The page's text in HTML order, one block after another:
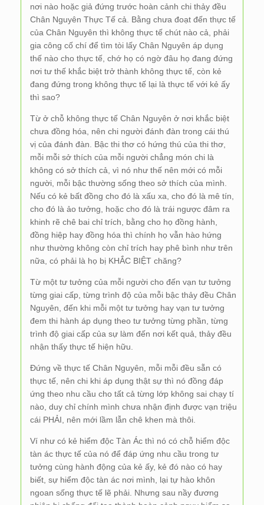
nơi nào hoặc giả đứng trước hoàn cảnh chi thảy đều
Chân Nguyên Thực Tế cả. Bằng chưa đoạt đến thực tế
của Chân Nguyên thì không thực tế chút nào cả, phải
gia công cố chí để tìm tòi lấy Chân Nguyên áp dụng
thế nào cho thực tế, chớ họ có ngờ đâu họ đang đứng
nơi tư thế khắc biệt trở thành không thực tế, còn kẻ
đang đứng trong không thực tế lại là thực tế với kẻ ấy
thì sao?
Từ ở chỗ không thực tế Chân Nguyên ở nơi khắc biệt
chưa đồng hóa, nên chi người đánh đàn trong cái thú
vị của đánh đàn. Bậc thi thơ có hứng thú của thi thơ,
mỗi mỗi sở thích của mỗi người chẳng món chi là
không có sở thích cả, vì nó như thế nên mới có mỗi
người, mỗi bậc thường sống theo sở thích của mình.
Nếu có kẻ bất đồng cho đó là xấu xa, cho đó là mê tín,
cho đó là ảo tưởng, hoặc cho đó là trái ngược đâm ra
khinh rẽ chê bai chỉ trích, bằng cho họ đồng hành,
đồng hiệp hay đồng hóa thì chính họ vẫn hào hứng
như thường không còn chỉ trích hay phê bình như trên
nữa, có phải là họ bị KHẮC BIỆT chăng?
Từ một tư tưởng của mỗi người cho đến vạn tư tưởng
từng giai cấp, từng trình độ của mỗi bậc thảy đều Chân
Nguyên, đến khi mỗi một tư tưởng hay vạn tư tưởng
đem thi hành áp dụng theo tư tưởng từng phần, từng
trình độ giai cấp của sự làm đến nơi kết quả, thảy đều
nhận thấy thực tế hiện hữu.
Đứng về thực tế Chân Nguyên, mỗi mỗi đều sẵn có
thực tế, nên chi khi áp dụng thật sự thì nó đồng đáp
ứng theo nhu cầu cho tất cả từng lớp không sai chạy tí
nào, duy chỉ chính mình chưa nhận định được vạn triệu
cái PHẢI, nên mới lầm lẫn chê khen mà thôi.
Ví như có kẻ hiểm độc Tàn Ác thì nó có chỗ hiểm độc
tàn ác thực tế của nó để đáp ứng nhu cầu trong tư
tưởng cùng hành động của kẻ ấy, kẻ đó nào có hay
biết, sự hiểm độc tàn ác nơi mình, lại tự hào khôn
ngoan sống thực tế lẽ phải. Nhưng sau nầy đương